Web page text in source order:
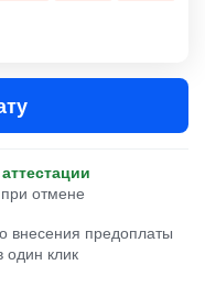
отмене
внесения предоплаты
один клик